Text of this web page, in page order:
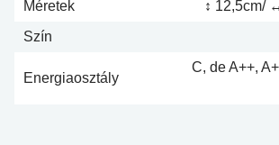
Méretek
↕ 12,5cm/
Szín
Energiaosztály
C, de A++,